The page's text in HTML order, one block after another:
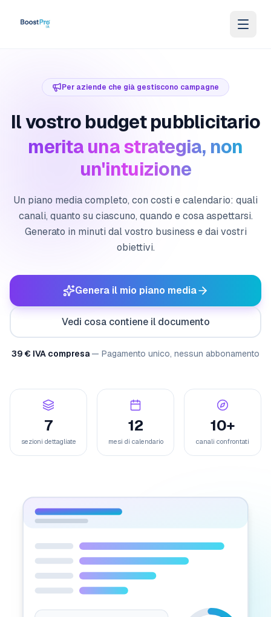
Per aziende che già gestiscono campagne
Il vostro budget pubblicitario
merita una strategia, non
un'intuizione
Un piano media completo, con costi e calendario: quali
canali, quanto su ciascuno, quando e cosa aspettarsi.
Generato in minuti dal vostro business e dai vostri
obiettivi.
Genera il mio piano media
Vedi cosa contiene il documento
39 € IVA compresa — Pagamento unico, nessun abbonamento
7
sezioni dettagliate
12
mesi di calendario
10+
canali confrontati